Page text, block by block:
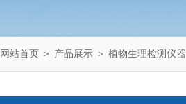
网站首页 ＞ 产品展示 ＞ 植物生理检测仪器